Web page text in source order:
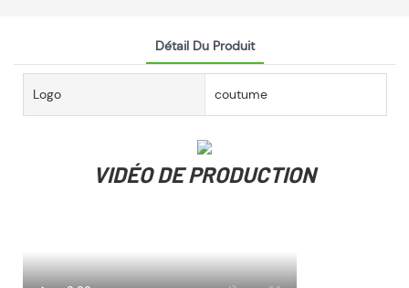
Détail Du Produit
Logo coutume
VIDÉO DE PRODUCTION